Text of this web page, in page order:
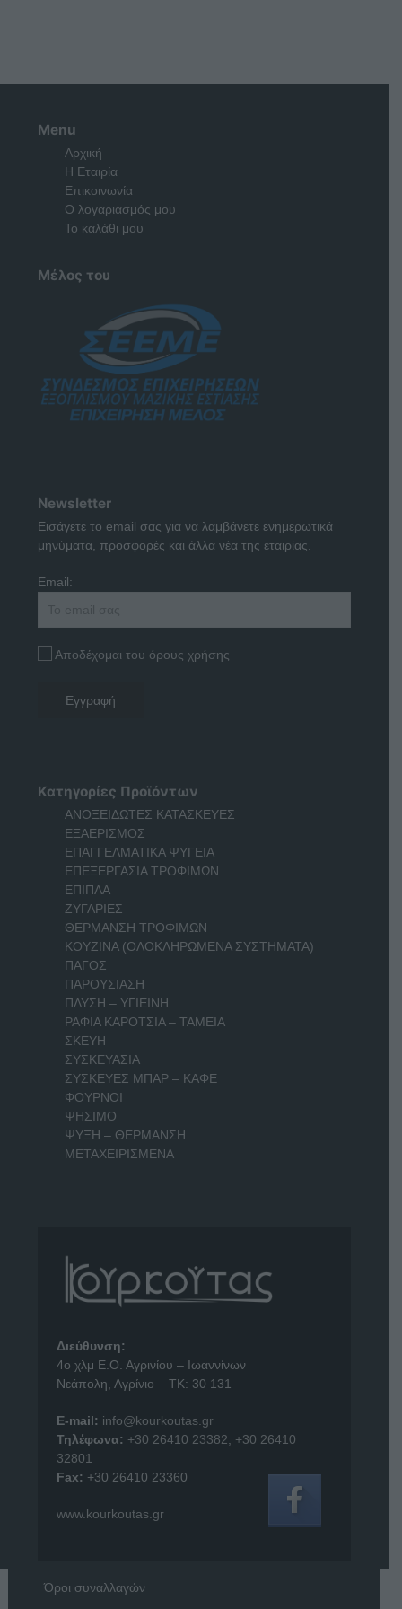
Menu
Αρχική
Η Εταιρία
Επικοινωνία
Ο λογαριασμός μου
Το καλάθι μου
Μέλος του
Newsletter
Εισάγετε το email σας για να λαμβάνετε ενημερωτικά
μηνύματα, προσφορές και άλλα νέα της εταιρίας.
Email:
Αποδέχομαι του όρους χρήσης
Κατηγορίες Προϊόντων
ΑΝΟΞΕΙΔΩΤΕΣ ΚΑΤΑΣΚΕΥΕΣ
ΕΞΑΕΡΙΣΜΟΣ
ΕΠΑΓΓΕΛΜΑΤΙΚΑ ΨΥΓΕΙΑ
ΕΠΕΞΕΡΓΑΣΙΑ ΤΡΟΦΙΜΩΝ
ΕΠΙΠΛΑ
ΖΥΓΑΡΙΕΣ
ΘΕΡΜΑΝΣΗ ΤΡΟΦΙΜΩΝ
ΚΟΥΖΙΝΑ (ΟΛΟΚΛΗΡΩΜΕΝΑ ΣΥΣΤΗΜΑΤΑ)
ΠΑΓΟΣ
ΠΑΡΟΥΣΙΑΣΗ
ΠΛΥΣΗ – ΥΓΙΕΙΝΗ
ΡΑΦΙΑ ΚΑΡΟΤΣΙΑ – ΤΑΜΕΙΑ
ΣΚΕΥΗ
ΣΥΣΚΕΥΑΣΙΑ
ΣΥΣΚΕΥΕΣ ΜΠΑΡ – ΚΑΦΕ
ΦΟΥΡΝΟΙ
ΨΗΣΙΜΟ
ΨΥΞΗ – ΘΕΡΜΑΝΣΗ
ΜΕΤΑΧΕΙΡΙΣΜΕΝΑ
Διεύθυνση:
4o χλμ Ε.Ο. Αγρινίου – Ιωαννίνων
Νεάπολη, Αγρίνιο – ΤΚ: 30 131
E-mail: info@kourkoutas.gr
Τηλέφωνα: +30 26410 23382
+30 26410
32801
Fax: +30 26410 23360
www.kourkoutas.gr
Όροι συναλλαγών